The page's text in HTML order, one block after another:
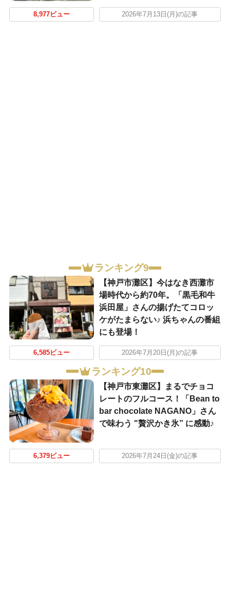
8,977ビュー 2026年7月13日(月)の記事
ランキング9
【神戸市灘区】今はなき西灘市
場時代から約70年。「黒毛和牛
浜田屋」さんの揚げたてコロッ
ケがたまらない♪ 浜ちゃんの番組
にも登場！
6,585ビュー 2026年7月20日(月)の記事
ランキング10
【神戸市東灘区】まるでチョコ
レートのフルコース！「Bean to
bar chocolate NAGANO」さん
で味わう "贅沢かき氷” に感動♪
6,379ビュー 2026年7月24日(金)の記事